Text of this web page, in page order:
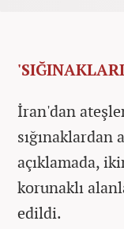
İran'dan
sığınaklardan
açıklamada,
korunaklı
edildi.